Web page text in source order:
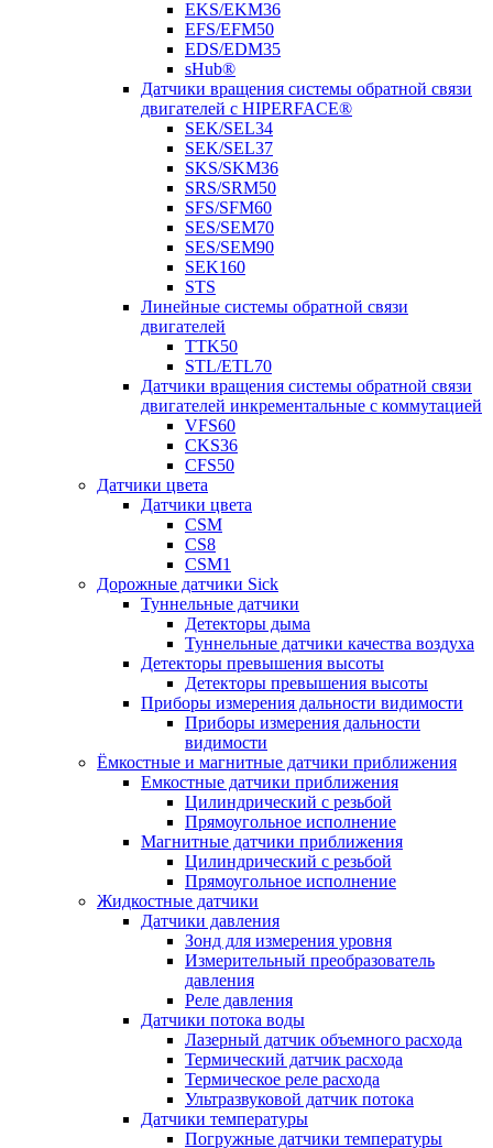
EKS/EKM36
EFS/EFM50
EDS/EDM35
sHub®
Датчики вращения системы обратной связи
двигателей с HIPERFACE®
SEK/SEL34
SEK/SEL37
SKS/SKM36
SRS/SRM50
SFS/SFM60
SES/SEM70
SES/SEM90
SEK160
STS
Линейные системы обратной связи
двигателей
TTK50
STL/ETL70
Датчики вращения системы обратной связи
двигателей инкрементальные с коммутацией
VFS60
CKS36
CFS50
Датчики цвета
Датчики цвета
CSM
CS8
CSM1
Дорожные датчики Sick
Туннельные датчики
Детекторы дыма
Туннельные датчики качества воздуха
Детекторы превышения высоты
Детекторы превышения высоты
Приборы измерения дальности видимости
Приборы измерения дальности
видимости
Ёмкостные и магнитные датчики приближения
Емкостные датчики приближения
Цилиндрический с резьбой
Прямоугольное исполнение
Магнитные датчики приближения
Цилиндрический с резьбой
Прямоугольное исполнение
Жидкостные датчики
Датчики давления
Зонд для измерения уровня
Измерительный преобразователь
давления
Реле давления
Датчики потока воды
Лазерный датчик объемного расхода
Термический датчик расхода
Термическое реле расхода
Ультразвуковой датчик потока
Датчики температуры
Погружные датчики температуры